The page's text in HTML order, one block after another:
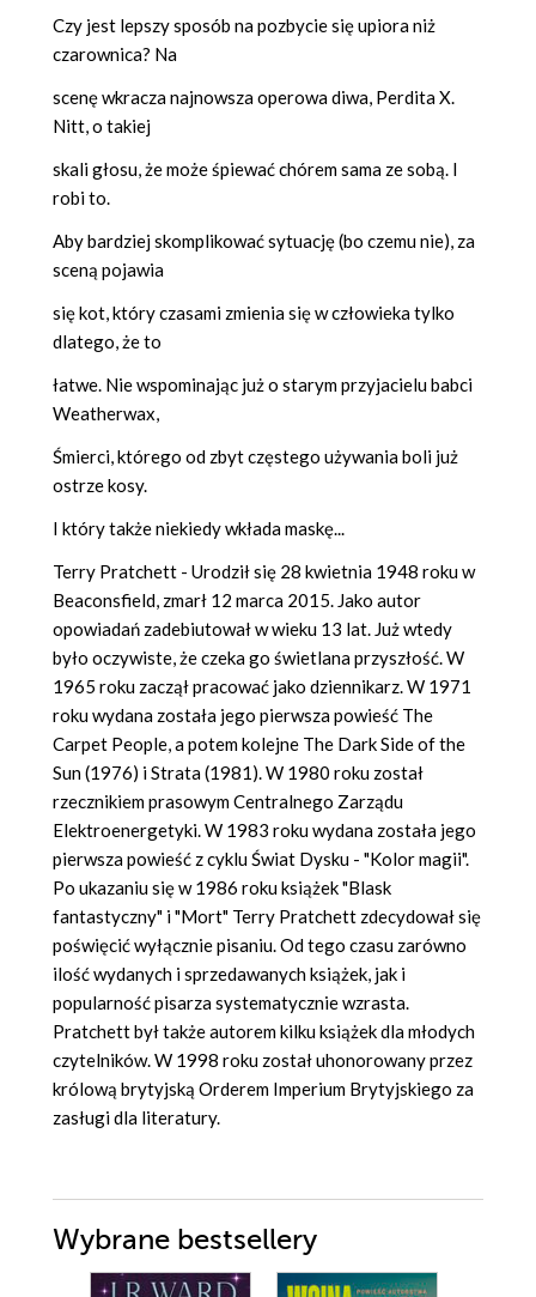
Czy jest lepszy sposób na pozbycie się upiora niż
czarownica? Na
scenę wkracza najnowsza operowa diwa, Perdita X.
Nitt, o takiej
skali głosu, że może śpiewać chórem sama ze sobą. I
robi to.
Aby bardziej skomplikować sytuację (bo czemu nie), za
sceną pojawia
się kot, który czasami zmienia się w człowieka tylko
dlatego, że to
łatwe. Nie wspominając już o starym przyjacielu babci
Weatherwax,
Śmierci, którego od zbyt częstego używania boli już
ostrze kosy.
I który także niekiedy wkłada maskę...
Terry Pratchett - Urodził się 28 kwietnia 1948 roku w
Beaconsfield, zmarł 12 marca 2015. Jako autor
opowiadań zadebiutował w wieku 13 lat. Już wtedy
było oczywiste, że czeka go świetlana przyszłość. W
1965 roku zaczął pracować jako dziennikarz. W 1971
roku wydana została jego pierwsza powieść The
Carpet People, a potem kolejne The Dark Side of the
Sun (1976) i Strata (1981). W 1980 roku został
rzecznikiem prasowym Centralnego Zarządu
Elektroenergetyki. W 1983 roku wydana została jego
pierwsza powieść z cyklu Świat Dysku - "Kolor magii".
Po ukazaniu się w 1986 roku książek "Blask
fantastyczny" i "Mort" Terry Pratchett zdecydował się
poświęcić wyłącznie pisaniu. Od tego czasu zarówno
ilość wydanych i sprzedawanych książek, jak i
popularność pisarza systematycznie wzrasta.
Pratchett był także autorem kilku książek dla młodych
czytelników. W 1998 roku został uhonorowany przez
królową brytyjską Orderem Imperium Brytyjskiego za
zasługi dla literatury.
Wybrane bestsellery